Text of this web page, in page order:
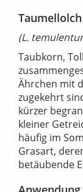
Taumellolch
(L.
Taubkorn,
Ährchen mit
zugekehrt
kürzer
kleiner
häufig im
Grasart,
betäubende